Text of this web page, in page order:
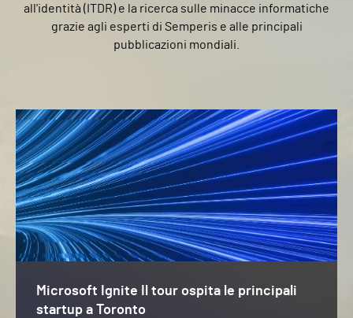
all'identità (ITDR) e la ricerca sulle minacce informatiche
grazie agli esperti di Semperis e alle principali
pubblicazioni mondiali.
Microsoft Ignite Il tour ospita le principali
startup a Toronto